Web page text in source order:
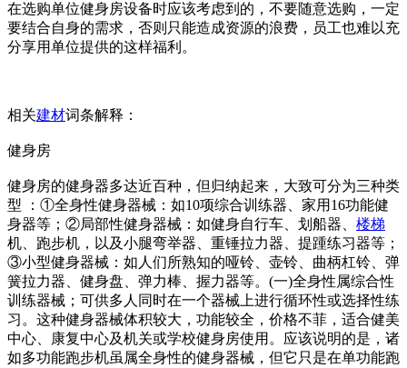
在选购单位健身房设备时应该考虑到的，不要随意选购，一定
要结合自身的需求，否则只能造成资源的浪费，员工也难以充
分享用单位提供的这样福利。
相关建材词条解释：
健身房
健身房的健身器多达近百种，但归纳起来，大致可分为三种类
型 ：①全身性健身器械：如10项综合训练器、家用16功能健
身器等；②局部性健身器械：如健身自行车、划船器、 楼梯
机、跑步机，以及小腿弯举器、重锤拉力器、提踵练习器等；
③小型健身器械：如人们所熟知的哑铃、壶铃、曲柄杠铃、弹
簧拉力器、健身盘、弹力棒、握力器等。(一)全身性属综合性
训练器械；可供多人同时在一个器械上进行循环性或选择性练
习。这种健身器械体积较大，功能较全，价格不菲，适合健美
中心、康复中心及机关或学校健身房使用。应该说明的是，诸
如多功能跑步机虽属全身性的健身器械，但它只是在单功能跑